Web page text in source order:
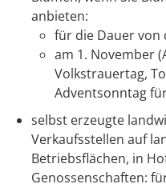
anbieten:
für die Dauer von
am 1. November
Volkstrauertag,
Adventsonntag
selbst erzeugte
Verkaufsstellen auf
Betriebsflächen, in
Genossenschaften: